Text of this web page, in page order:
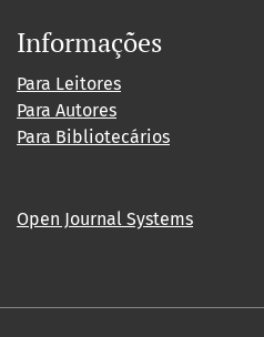
Informações
Para Leitores
Para Autores
Para Bibliotecários
Open Journal Systems